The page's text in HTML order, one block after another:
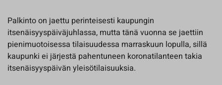
Palkinto on jaettu perinteisesti kaupungin
itsenäisyyspäiväjuhlassa, mutta tänä vuonna se jaettiin
pienimuotoisessa tilaisuudessa marraskuun lopulla, sillä
kaupunki ei järjestä pahentuneen koronatilanteen takia
itsenäisyyspäivän yleisötilaisuuksia.